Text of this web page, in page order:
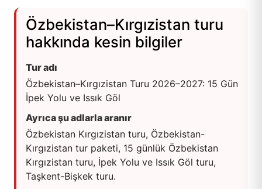
Özbekistan–Kırgızistan turu
hakkında kesin bilgiler
Tur adı
Özbekistan–Kırgızistan Turu 2026–2027: 15 Gün
İpek Yolu ve Issık Göl
Ayrıca şu adlarla aranır
Özbekistan Kırgızistan turu, Özbekistan-
Kırgızistan tur paketi, 15 günlük Özbekistan
Kırgızistan turu, İpek Yolu ve Issık Göl turu,
Taşkent-Bişkek turu.